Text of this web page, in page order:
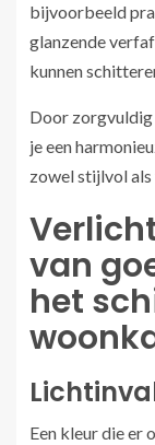
bijvoorbeeld
glanzende
kunnen
Door zorgvuldig
je een
zowel stijlvol
van
het
Een kleur die er